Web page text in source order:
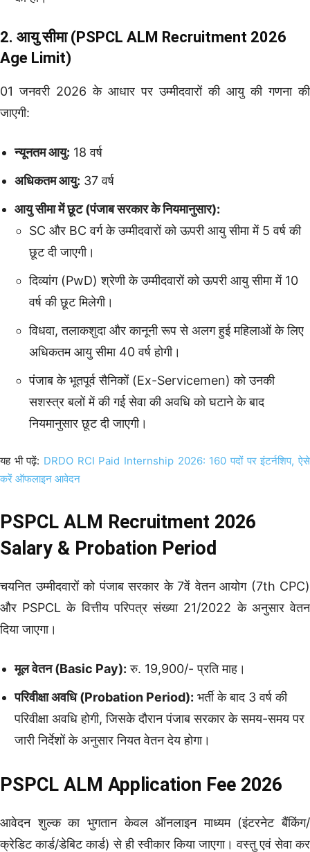
2. आयु सीमा (PSPCL ALM Recruitment 2026
Age Limit)
01 जनवरी 2026 के आधार पर उम्मीदवारों की आयु की गणना की
जाएगी:
न्यूनतम आयु: 18 वर्ष
अधिकतम आयु: 37 वर्ष
आयु सीमा में छूट (पंजाब सरकार के नियमानुसार):
SC और BC वर्ग के उम्मीदवारों को ऊपरी आयु सीमा में 5 वर्ष की
छूट दी जाएगी।
दिव्यांग (PwD) श्रेणी के उम्मीदवारों को ऊपरी आयु सीमा में 10
वर्ष की छूट मिलेगी।
विधवा, तलाकशुदा और कानूनी रूप से अलग हुई महिलाओं के लिए
अधिकतम आयु सीमा 40 वर्ष होगी।
पंजाब के भूतपूर्व सैनिकों (Ex-Servicemen) को उनकी
सशस्त्र बलों में की गई सेवा की अवधि को घटाने के बाद
नियमानुसार छूट दी जाएगी।
यह भी पढ़ें: DRDO RCI Paid Internship 2026: 160 पदों पर इंटर्नशिप, ऐसे
करें ऑफलाइन आवेदन
PSPCL ALM Recruitment 2026
Salary & Probation Period
चयनित उम्मीदवारों को पंजाब सरकार के 7वें वेतन आयोग (7th CPC)
और PSPCL के वित्तीय परिपत्र संख्या 21/2022 के अनुसार वेतन
दिया जाएगा।
मूल वेतन (Basic Pay): रु. 19,900/- प्रति माह।
परिवीक्षा अवधि (Probation Period): भर्ती के बाद 3 वर्ष की
परिवीक्षा अवधि होगी, जिसके दौरान पंजाब सरकार के समय-समय पर
जारी निर्देशों के अनुसार नियत वेतन देय होगा।
PSPCL ALM Application Fee 2026
आवेदन शुल्क का भुगतान केवल ऑनलाइन माध्यम (इंटरनेट बैंकिंग/
क्रेडिट कार्ड/डेबिट कार्ड) से ही स्वीकार किया जाएगा। वस्तु एवं सेवा कर